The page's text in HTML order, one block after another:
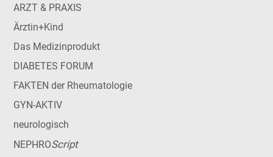
ARZT & PRAXIS
Ärztin+Kind
Das Medizinprodukt
DIABETES FORUM
FAKTEN der Rheumatologie
GYN-AKTIV
neurologisch
NEPHROScript